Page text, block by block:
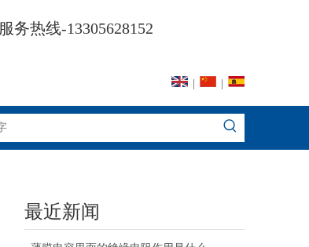
服务热线-13305628152
最近新闻